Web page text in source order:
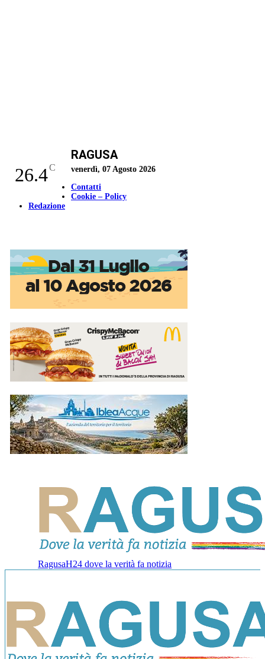
26.4C
RAGUSA
venerdì, 07 Agosto 2026
Contatti
Cookie – Policy
Redazione
RagusaH24 dove la verità fa notizia